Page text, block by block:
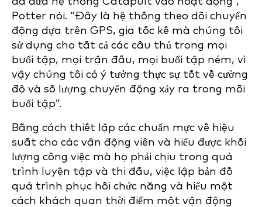
Potter nói. “Đây là hệ thống theo dõi chuyển
động dựa trên GPS, gia tốc kế mà chúng tôi
sử dụng cho tất cả các cầu thủ trong mọi
buổi tập, mọi trận đấu, mọi buổi tập ném, vì
vậy chúng tôi có ý tưởng thực sự tốt về cường
độ và số lượng chuyển động xảy ra trong mỗi
buổi tập”.
Bằng cách thiết lập các chuẩn mực về hiệu
suất cho các vận động viên và hiểu được khối
lượng công việc mà họ phải chịu trong quá
trình luyện tập và thi đấu, việc lập bản đồ
quá trình phục hồi chức năng và hiểu một
cách khách quan thời điểm một vận động